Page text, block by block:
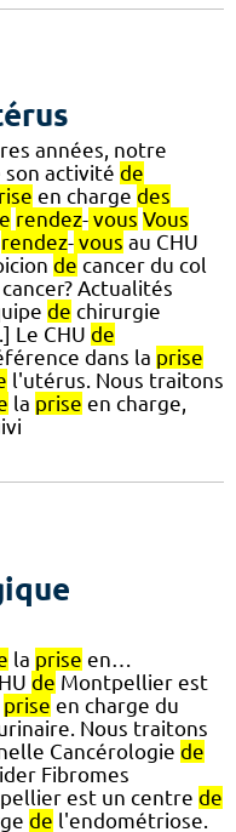
années, notre
activité de
en charge des
rendez- vous Vous
rendez- vous au CHU
de cancer du col
cancer? Actualités
de chirurgie
Le CHU de
dans la prise
l'utérus. Nous traitons
la prise en charge,
la prise en…
de Montpellier est
prise en charge du
Nous traitons
Cancérologie de
Fibromes
est un centre de
de l'endométriose.